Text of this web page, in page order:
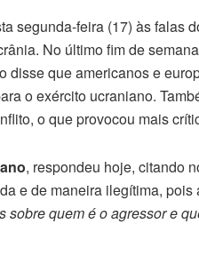
segunda-feira (17) às falas
No último fim de
que americanos e
o exército ucraniano.
o que provocou mais
, respondeu hoje, citando
e de maneira ilegítima, pois
sobre quem é o agressor e